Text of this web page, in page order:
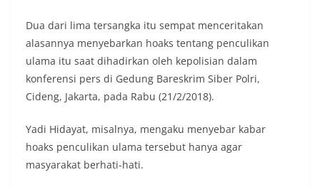
Dua dari lima tersangka itu sempat menceritakan
alasannya menyebarkan hoaks tentang penculikan
ulama itu saat dihadirkan oleh kepolisian dalam
konferensi pers di Gedung Bareskrim Siber Polri,
Cideng, Jakarta, pada Rabu (21/2/2018).
Yadi Hidayat, misalnya, mengaku menyebar kabar
hoaks penculikan ulama tersebut hanya agar
masyarakat berhati-hati.